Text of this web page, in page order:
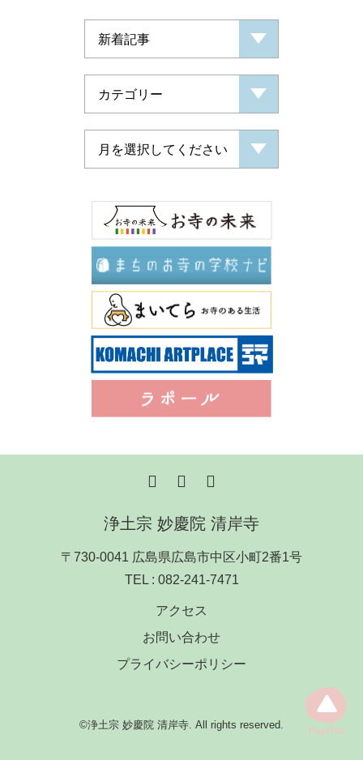
浄土宗 妙慶院 清岸寺
〒730-0041 広島県広島市中区小町2番1号
TEL : 082-241-7471
アクセス
お問い合わせ
プライバシーポリシー
©浄土宗 妙慶院 清岸寺. All rights reserved.